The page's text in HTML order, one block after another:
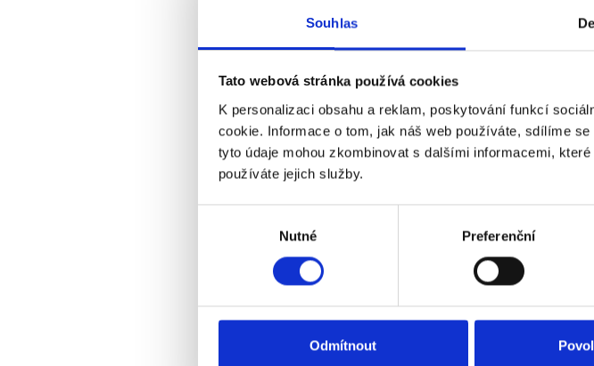
Souhlas
Tato webová stránka používá cookies
K personalizaci obsahu a reklam, poskytování funkcí
cookie. Informace o tom, jak náš web používáte, sdílíme
tyto údaje mohou zkombinovat s dalšími informacemi,
používáte jejich služby.
Nutné Preferenční
Odmítnout
A Sandworm neoperuje jen na Ukrajině.
útoku výslovně varoval: „Vážný, úspěšný útok
obzvláště pro Západ." Zmínil přitom, že čínské
podobnými metodami.
Česká republika novým zákonem č. 264/2025
Sandworm systematicky napadá: energetiku,
vodohospodářství. Kyivstar není vzdálený
Jak útok
krokem